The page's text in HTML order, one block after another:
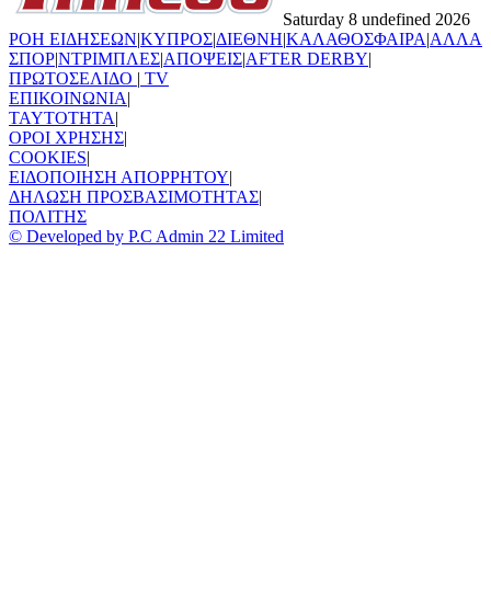
Saturday 8 undefined 2026
ΡΟΗ ΕΙΔΗΣΕΩΝ|ΚΥΠΡΟΣ|ΔΙΕΘΝΗ|ΚΑΛΑΘΟΣΦΑΙΡΑ|ΑΛΛΑ
ΣΠΟΡ|ΝΤΡΙΜΠΛΕΣ|ΑΠΟΨΕΙΣ|AFTER DERBY|
ΠΡΩΤΟΣΕΛΙΔΟ | TV
ΕΠΙΚΟΙΝΩΝΙΑ|
TAYTOTHTA|
ΟΡΟΙ ΧΡΗΣΗΣ|
COOKIES|
ΕΙΔΟΠΟΙΗΣΗ ΑΠΟΡΡΗΤΟΥ|
ΔΗΛΩΣΗ ΠΡΟΣΒΑΣΙΜΟΤΗΤΑΣ|
ΠΟΛΙΤΗΣ
© Developed by P.C Admin 22 Limited